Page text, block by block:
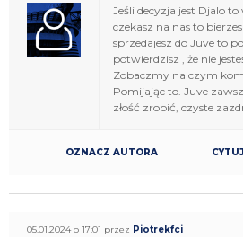
Jeśli decyzja jest Djalo
czekasz na nas to
sprzedajesz do Juve to
potwierdzisz , że nie
Zobaczmy na czym
Pomijając to. Juve
złość zrobić, czyste
OZNACZ AUTORA CYTUJ
05.01.2024 o 17:01 przez Piotrekfci